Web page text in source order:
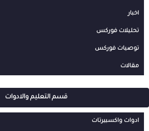
اخبار
تحليلات فوركس
توصيات فوركس
مقالات
قسم التعليم والادوات
ادوات واكسبيرتات